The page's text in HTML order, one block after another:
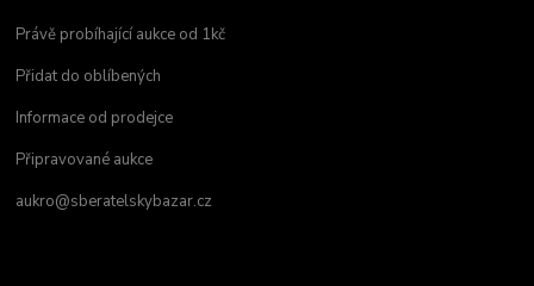
Právě probíhající aukce od 1kč
Přidat do oblíbených
Informace od prodejce
Připravované aukce
aukro@sberatelskybazar.cz